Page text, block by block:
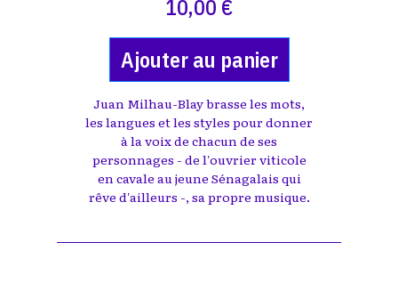
10,00 €
Ajouter au panier
Juan Milhau-Blay brasse les mots,
les langues et les styles pour donner
à la voix de chacun de ses
personnages - de l'ouvrier viticole
en cavale au jeune Sénagalais qui
rêve d'ailleurs -, sa propre musique.